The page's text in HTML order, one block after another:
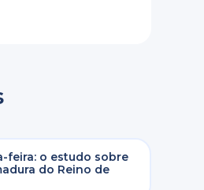
feira: o estudo sobre
do Reino de